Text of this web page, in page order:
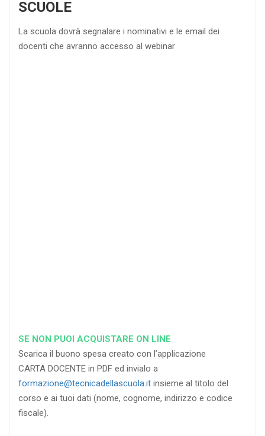
SCUOLE
La scuola dovrà segnalare i nominativi e le email dei
docenti che avranno accesso al webinar
SE NON PUOI ACQUISTARE ON LINE
Scarica il buono spesa creato con l’applicazione
CARTA DOCENTE in PDF ed invialo a
formazione@tecnicadellascuola.it insieme al titolo del
corso e ai tuoi dati (nome, cognome, indirizzo e codice
fiscale).